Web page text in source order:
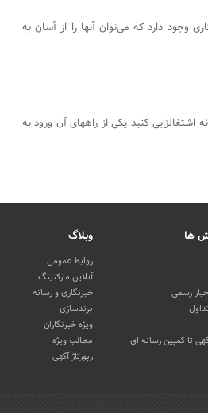
وجود دارد که می‌توان آنها را از آسان به
اشتغالزایی کنید یکی از راههای آن ورود به
ها
رسمی
تا کمپین رسانه ای
وبلاگ
روابط عمومی
آنلاین مارکتینگ
خبرنگاری و رسانه
برندسازی
ویژه خبرنگاران
مطالب ویژه
رپورتاژ آگهی